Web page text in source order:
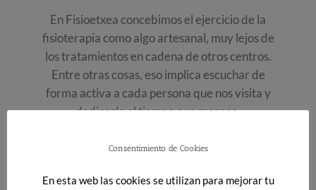
En Fisioetxea concebimos el ejercicio de la
fisioterapia como algo artesanal, muy lejos de
los tratamientos en cadena de otros centros.
Entre otras cosas, eso implica escuchar de
forma activa a cada persona que nos visita y
dedicarle el tiempo que merece.
Consentimiento de Cookies
En esta web las cookies se utilizan para mejorar tu